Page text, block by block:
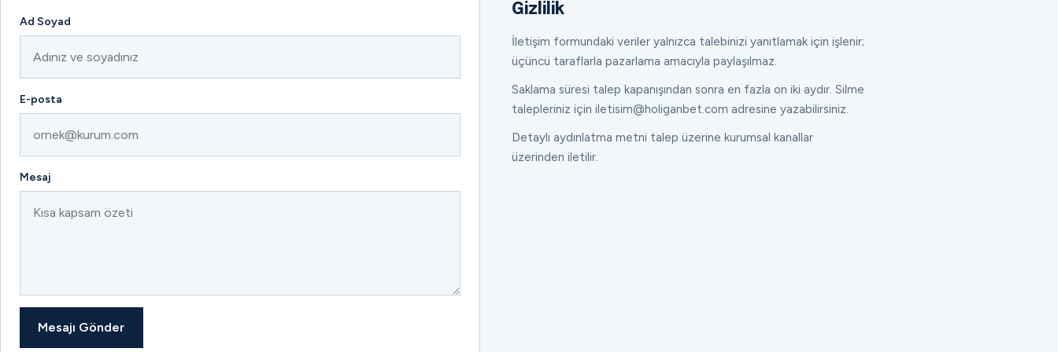
Ad Soyad
E-posta
Mesaj
Mesajı Gönder
Gizlilik
İletişim formundaki veriler yalnızca talebinizi yanıtlamak için işlenir;
üçüncü taraflarla pazarlama amacıyla paylaşılmaz.
Saklama süresi talep kapanışından sonra en fazla on iki aydır. Silme
talepleriniz için iletisim@holiganbet.com adresine yazabilirsiniz.
Detaylı aydınlatma metni talep üzerine kurumsal kanallar
üzerinden iletilir.